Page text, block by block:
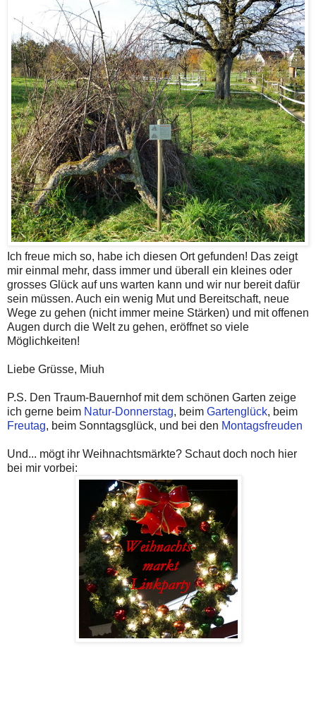
Ich freue mich so, habe ich diesen Ort gefunden! Das zeigt
mir einmal mehr, dass immer und überall ein kleines oder
grosses Glück auf uns warten kann und wir nur bereit dafür
sein müssen. Auch ein wenig Mut und Bereitschaft, neue
Wege zu gehen (nicht immer meine Stärken) und mit offenen
Augen durch die Welt zu gehen, eröffnet so viele
Möglichkeiten!
Liebe Grüsse, Miuh
P.S. Den Traum-Bauernhof mit dem schönen Garten zeige
ich gerne beim Natur-Donnerstag, beim Gartenglück, beim
Freutag, beim Sonntagsglück, und bei den Montagsfreuden
Und... mögt ihr Weihnachtsmärkte? Schaut doch noch hier
bei mir vorbei: